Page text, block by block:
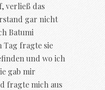
verließ das
gar nicht
Batumi
Tag fragte sie
und wo ich
gab mir
fragte mich aus